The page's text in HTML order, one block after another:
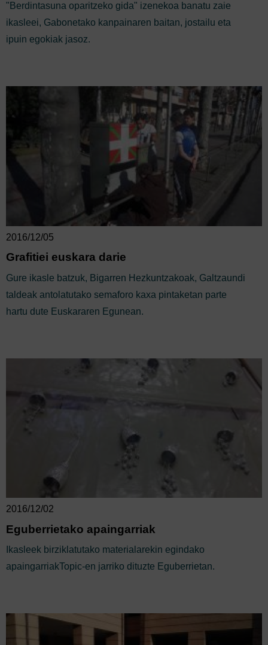
"Berdintasuna oparitzeko gida" izenekoa banatu zaie
ikasleei, Gabonetako kanpainaren baitan, jostailu eta
ipuin egokiak jasoz.
2016/12/05
Grafitiei euskara darie
Gure ikasle batzuk, Bigarren Hezkuntzakoak, Galtzaundi
taldeak antolatutako semaforo kaxa pintaketan parte
hartu dute Euskararen Egunean.
2016/12/02
Eguberrietako apaingarriak
Ikasleek birziklatutako materialarekin egindako
apaingarriakTopic-en jarriko dituzte Eguberrietan.